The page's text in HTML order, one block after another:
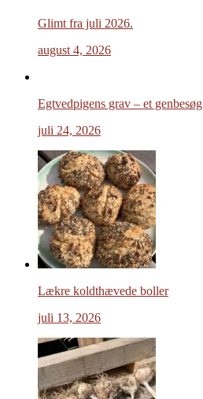
Glimt fra juli 2026.
august 4, 2026
Egtvedpigens grav – et genbesøg
juli 24, 2026
Lækre koldthævede boller
juli 13, 2026